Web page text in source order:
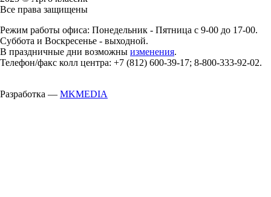
Все права защищены
Режим работы офиса: Понедельник - Пятница с 9-00 до 17-00.
Суббота и Воскресенье - выходной.
В праздничные дни возможны изменения.
Телефон/факс колл центра: +7 (812) 600-39-17; 8-800-333-92-02.
Разработка — MKMEDIA